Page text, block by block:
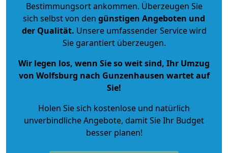
Bestimmungsort ankommen. Überzeugen Sie
sich selbst von den günstigen Angeboten und
der Qualität. Unsere umfassender Service wird
Sie garantiert überzeugen.
Wir legen los, wenn Sie so weit sind, Ihr Umzug
von Wolfsburg nach Gunzenhausen wartet auf
Sie!
Holen Sie sich kostenlose und natürlich
unverbindliche Angebote, damit Sie Ihr Budget
besser planen!